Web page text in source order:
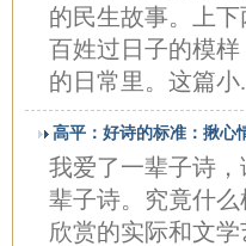
的民生故事。上
百姓过日子的模
的日常里。这篇
高平：好诗的标准：揪心
我爱了一辈子诗
辈子诗。究竟什
欣赏的实际和文